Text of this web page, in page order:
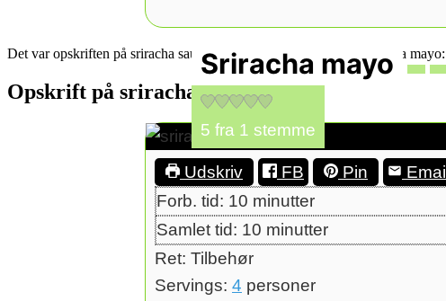
Det var opskriften på sriracha sauce her kommer opskriften på sriracha mayo:
Opskrift på sriracha mayo
Sriracha mayo
5 fra 1 stemme
Udskriv FB Pin
Email
Forb. tid: 10 minutter
minutter
Samlet tid: 10 minutter
minutter
Ret: Tilbehør
Servings: 4 personer